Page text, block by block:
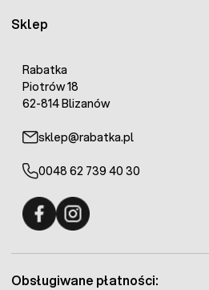
Sklep
Rabatka
Piotrów 18
62-814 Blizanów
sklep@rabatka.pl
0048 62 739 40 30
Obsługiwane płatności: